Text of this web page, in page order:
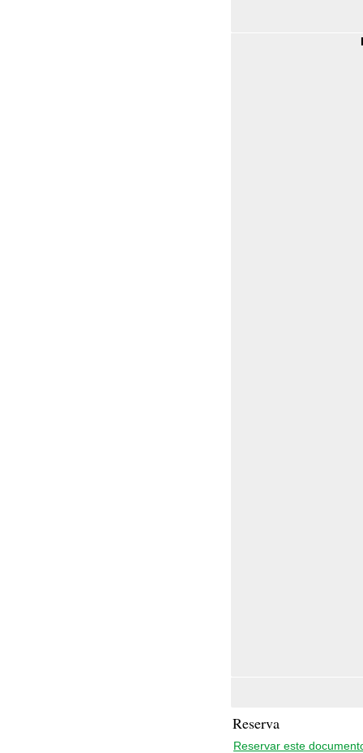
Reserva
Reservar este